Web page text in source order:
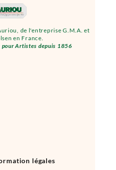
de l'entreprise G.M.A. et
en France.
Artistes depuis 1856
légales